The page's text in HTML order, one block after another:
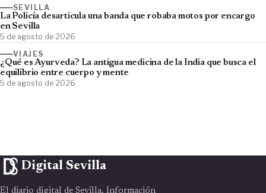
SEVILLA
La Policía desarticula una banda que robaba motos por encargo
en Sevilla
5 de agosto de 2026
VIAJES
¿Qué es Ayurveda? La antigua medicina de la India que busca el
equilibrio entre cuerpo y mente
5 de agosto de 2026
Digital Sevilla
El diario digital de Sevilla. Información